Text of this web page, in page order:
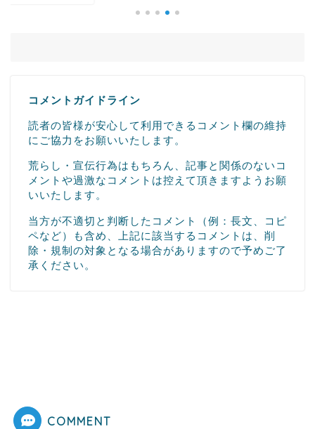
コメントガイドライン
読者の皆様が安心して利用できるコメント欄の維持
にご協力をお願いいたします。
荒らし・宣伝行為はもちろん、記事と関係のないコ
メントや過激なコメントは控えて頂きますようお願
いいたします。
当方が不適切と判断したコメント（例：長文、コピ
ペなど）も含め、上記に該当するコメントは、削
除・規制の対象となる場合がありますので予めご了
承ください。
COMMENT